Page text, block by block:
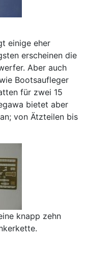
einige eher
erscheinen die
Aber auch
Bootsaufleger
für zwei 15
bietet aber
von Ätzteilen bis
knapp zehn